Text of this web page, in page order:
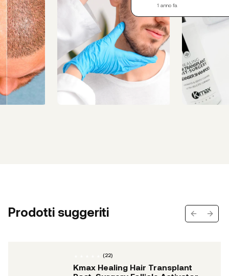
1 anno fa
Prodotti suggeriti Previous
Next
(22)
Kmax Healing Hair Transplant